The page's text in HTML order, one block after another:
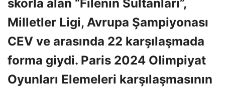
skorla alan “Filenin Sultanları”,
Milletler Ligi, Avrupa Şampiyonası
CEV ve arasında 22 karşılaşmada
forma giydi. Paris 2024 Olimpiyat
Oyunları Elemeleri karşılaşmasının